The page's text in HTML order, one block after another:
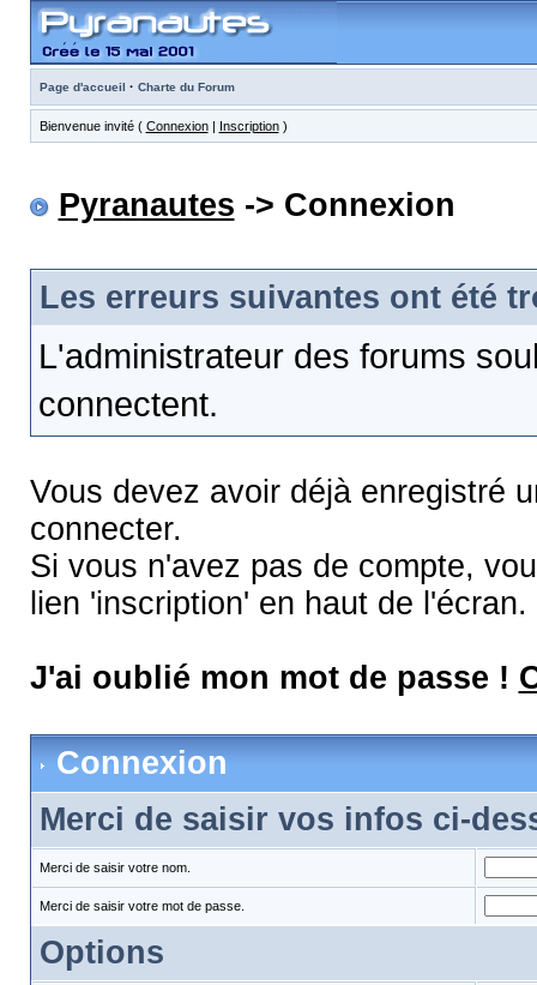
Page d'accueil · Charte du Forum
Bienvenue invité ( Connexion| Inscription)
Pyranautes -> Connexion
Les erreurs suivantes ont été
L'administrateur des forums
connectent.
Vous devez avoir déjà enregistré
connecter.
Si vous n'avez pas de compte,
lien 'inscription' en haut de l'écran.
J'ai oublié mon mot de passe !
Connexion
Merci de saisir vos infos ci-
Merci de saisir votre nom.
Merci de saisir votre mot de passe.
Options